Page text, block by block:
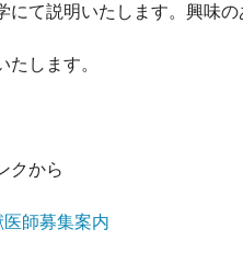
にて説明いたします。興味
します。
クから
師募集案内